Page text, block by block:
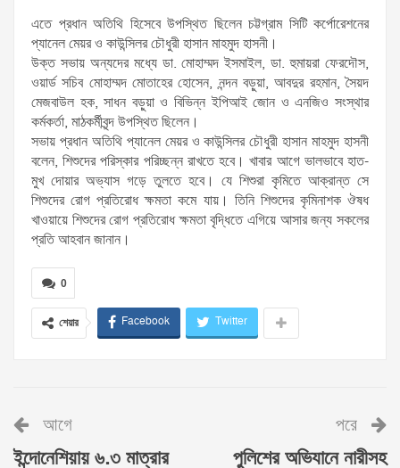
এতে প্রধান অতিথি হিসেবে উপস্থিত ছিলেন চট্টগ্রাম সিটি কর্পোরেশনের
প্যানেল মেয়র ও কাউন্সিলর চৌধুরী হাসান মাহমুদ হাসনী।
উক্ত সভায় অন্যদের মধ্যে ডা. মোহাম্মদ ইসমাইল, ডা. হুমায়রা ফেরদৌস,
ওয়ার্ড সচিব মোহাম্মদ মোতাহের হোসেন, নন্দন বড়ুয়া, আবদুর রহমান, সৈয়দ
মেজবাউল হক, সাধন বড়ুয়া ও বিভিন্ন ইপিআই জোন ও এনজিও সংস্থার
কর্মকর্তা, মাঠকর্মীবৃন্দ উপস্থিত ছিলেন।
সভায় প্রধান অতিথি প্যানেল মেয়র ও কাউন্সিলর চৌধুরী হাসান মাহমুদ হাসনী
বলেন, শিশুদের পরিস্কার পরিচ্ছন্ন রাখতে হবে। খাবার আগে ভালভাবে হাত-
মুখ দোয়ার অভ্যাস গড়ে তুলতে হবে। যে শিশুরা কৃমিতে আক্রান্ত সে
শিশুদের রোগ প্রতিরোধ ক্ষমতা কমে যায়। তিনি শিশুদের কৃমিনাশক ঔষধ
খাওয়ায়ে শিশুদের রোগ প্রতিরোধ ক্ষমতা বৃদ্ধিতে এগিয়ে আসার জন্য সকলের
প্রতি আহবান জানান।
0
শেয়ার Facebook Twitter
আগে
ইন্দোনেশিয়ায় ৬.৩ মাত্রার
পরে
পুলিশের অভিযানে নারীসহ